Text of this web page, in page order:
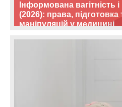
Інформована вагітність
(2026): права, підготовка
маніпуляцій у медицині